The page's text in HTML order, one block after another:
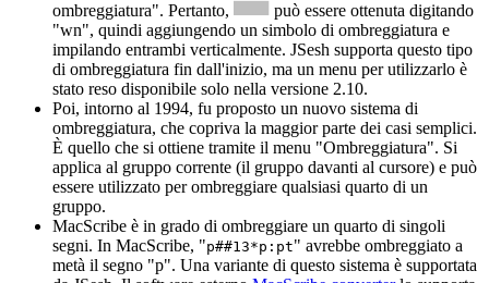
ombreggiatura". Pertanto,
può essere ottenuta digitando
"wn", quindi aggiungendo un simbolo di ombreggiatura e
impilando entrambi verticalmente. JSesh supporta questo tipo
di ombreggiatura fin dall'inizio, ma un menu per utilizzarlo è
stato reso disponibile solo nella versione 2.10.
Poi, intorno al 1994, fu proposto un nuovo sistema di
ombreggiatura, che copriva la maggior parte dei casi semplici.
È quello che si ottiene tramite il menu "Ombreggiatura". Si
applica al gruppo corrente (il gruppo davanti al cursore) e può
essere utilizzato per ombreggiare qualsiasi quarto di un
gruppo.
MacScribe è in grado di ombreggiare un quarto di singoli
segni. In MacScribe, "p##13*p:pt" avrebbe ombreggiato a
metà il segno "p". Una variante di questo sistema è supportata